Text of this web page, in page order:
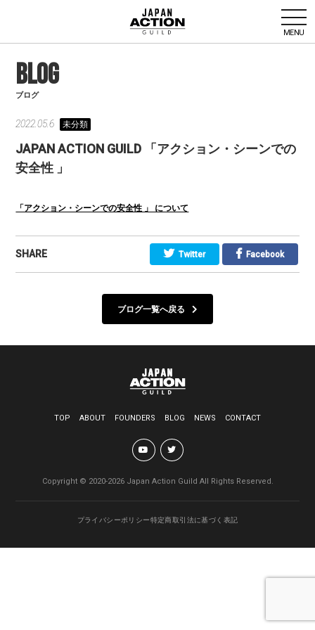
MENU
BLOG
ブログ
2022.05.6 未分類
JAPAN ACTION GUILD 「アクション・シーンでの
安全性 」
「アクション・シーンでの安全性 」 について
SHARE Twitter Facebook
ブログ一覧へ戻る
TOP ABOUT FOUNDERS BLOG NEWS CONTACT
Copyright © 2020-2026 Japan Action Guild All Rights Reserved.
プライバシーポリシー特定商取引法に基づく表記